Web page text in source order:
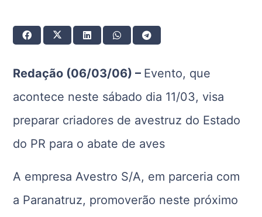
Redação (06/03/06) – Evento, que
acontece neste sábado dia 11/03, visa
preparar criadores de avestruz do Estado
do PR para o abate de aves
A empresa Avestro S/A, em parceria com
a Paranatruz, promoverão neste próximo